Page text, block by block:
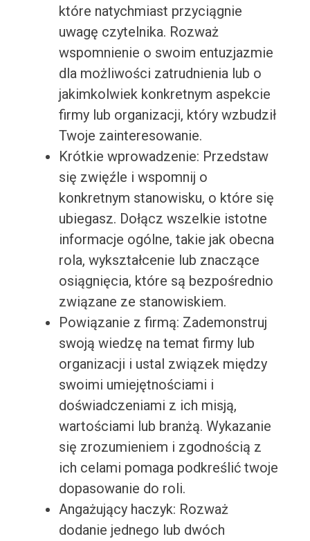
które natychmiast przyciągnie
uwagę czytelnika. Rozważ
wspomnienie o swoim entuzjazmie
dla możliwości zatrudnienia lub o
jakimkolwiek konkretnym aspekcie
firmy lub organizacji, który wzbudził
Twoje zainteresowanie.
Krótkie wprowadzenie: Przedstaw
się zwięźle i wspomnij o
konkretnym stanowisku, o które się
ubiegasz. Dołącz wszelkie istotne
informacje ogólne, takie jak obecna
rola, wykształcenie lub znaczące
osiągnięcia, które są bezpośrednio
związane ze stanowiskiem.
Powiązanie z firmą: Zademonstruj
swoją wiedzę na temat firmy lub
organizacji i ustal związek między
swoimi umiejętnościami i
doświadczeniami z ich misją,
wartościami lub branżą. Wykazanie
się zrozumieniem i zgodnością z
ich celami pomaga podkreślić twoje
dopasowanie do roli.
Angażujący haczyk: Rozważ
dodanie jednego lub dwóch